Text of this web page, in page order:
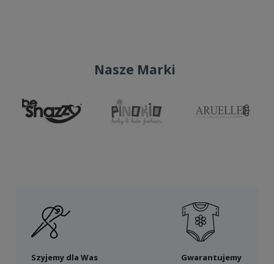
Nasze Marki
Szyjemy dla Was
Gwarantujemy